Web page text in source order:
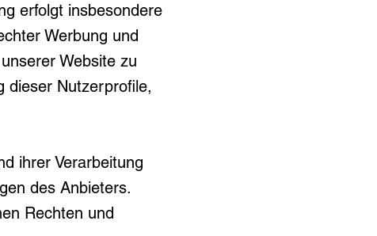
erfolgt insbesondere
Werbung und
Website zu
dieser Nutzerprofile,
ihrer Verarbeitung
des Anbieters.
Rechten und